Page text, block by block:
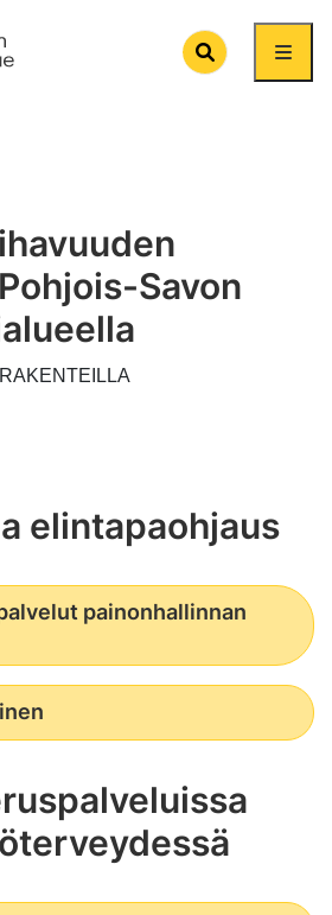
Search
Savon
elintapaohjaus
painonhallinnan